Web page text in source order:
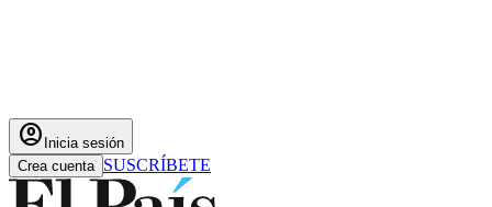
account_circle Inicia sesión
Crea cuenta SUSCRÍBETE